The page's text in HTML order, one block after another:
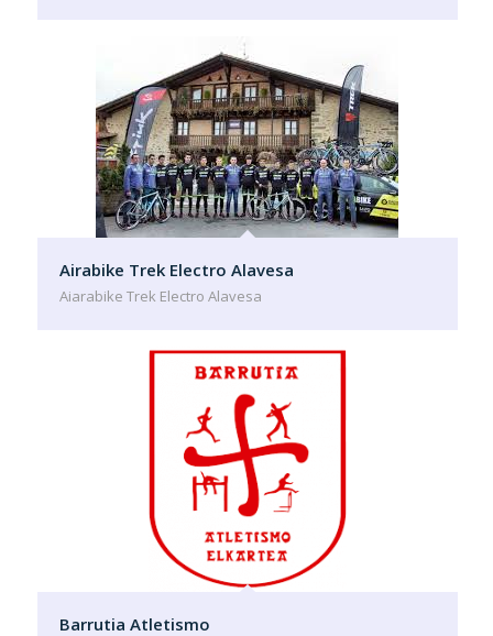
Airabike Trek Electro Alavesa
Aiarabike Trek Electro Alavesa
Barrutia Atletismo